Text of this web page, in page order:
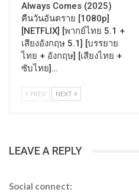
Always Comes (2025)
คืนวันอันตราย [1080p]
[NETFLIX] [พากย์ไทย 5.1 +
เสียงอังกฤษ 5.1] [บรรยาย
ไทย + อังกฤษ] [เสียงไทย +
ซับไทย]…
PREV NEXT
LEAVE A REPLY
Social connect: